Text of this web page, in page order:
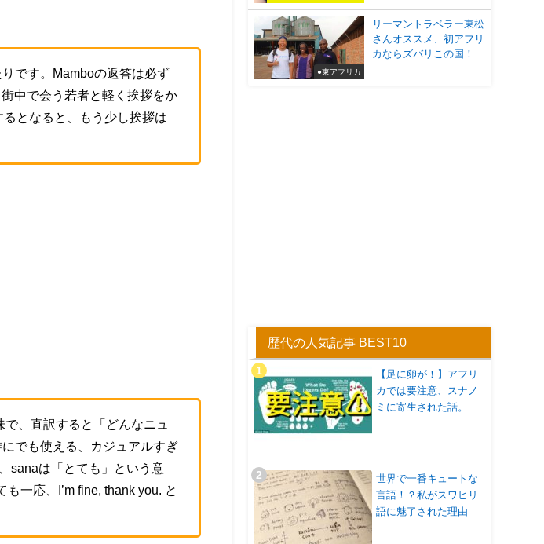
です。Mamboの返答は必ず
中で会う若者と軽く挨拶をか
となると、もう少し挨拶は
、直訳すると「どんなニュ
でも使える、カジュアルすぎ
sanaは「とても」という意
一応、I’m fine, thank you. と
●東アフリカ
リーマントラベラー東松
さんオススメ、初アフリ
カならズバリこの国！
歴代の人気記事 BEST10
【足に卵が！】アフリ
カでは要注意、スナノ
ミに寄生された話。
世界で一番キュートな
言語！？私がスワヒリ
語に魅了された理由